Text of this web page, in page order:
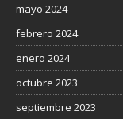
mayo 2024
febrero 2024
enero 2024
octubre 2023
septiembre 2023